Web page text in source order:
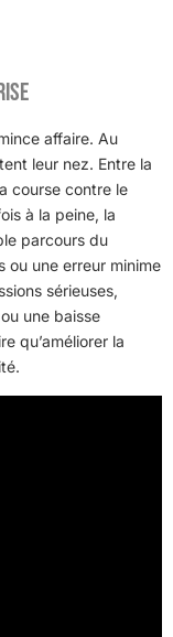
affaire. Au
leur nez. Entre la
course contre le
à la peine, la
parcours du
ou une erreur minime
sérieuses,
une baisse
qu’améliorer la